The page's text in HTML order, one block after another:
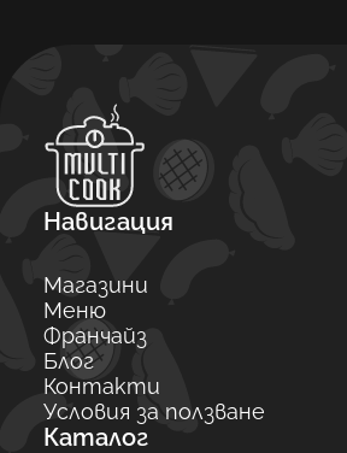
Навигация
Магазини
Меню
Франчайз
Блог
Контакти
Условия за ползване
Каталог